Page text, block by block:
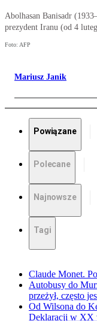
Abolhasan Banisadr
prezydent Iranu (od 4
Foto: AFP
Mariusz Janik
Powiązane
Polecane
Najnowsze
Tagi
Claude Monet.
Autobusy do
przeżył, często
Od Wilsona do
Deklaracji w XX